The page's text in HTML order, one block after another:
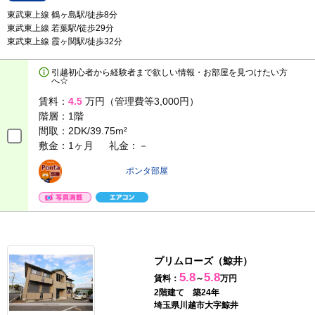
東武東上線 鶴ヶ島駅/徒歩8分
東武東上線 若葉駅/徒歩29分
東武東上線 霞ヶ関駅/徒歩32分
引越初心者から経験者まで欲しい情報・お部屋を見つけたい方
へ☆
賃料： 4.5 万円（管理費等3,000円）
階層： 1階
間取： 2DK/39.75m²
敷金：1ヶ月
礼金：－
ポンタ部屋
プリムローズ（鯨井）
賃料： 5.8～5.8万円
2階建て 築24年
埼玉県川越市大字鯨井